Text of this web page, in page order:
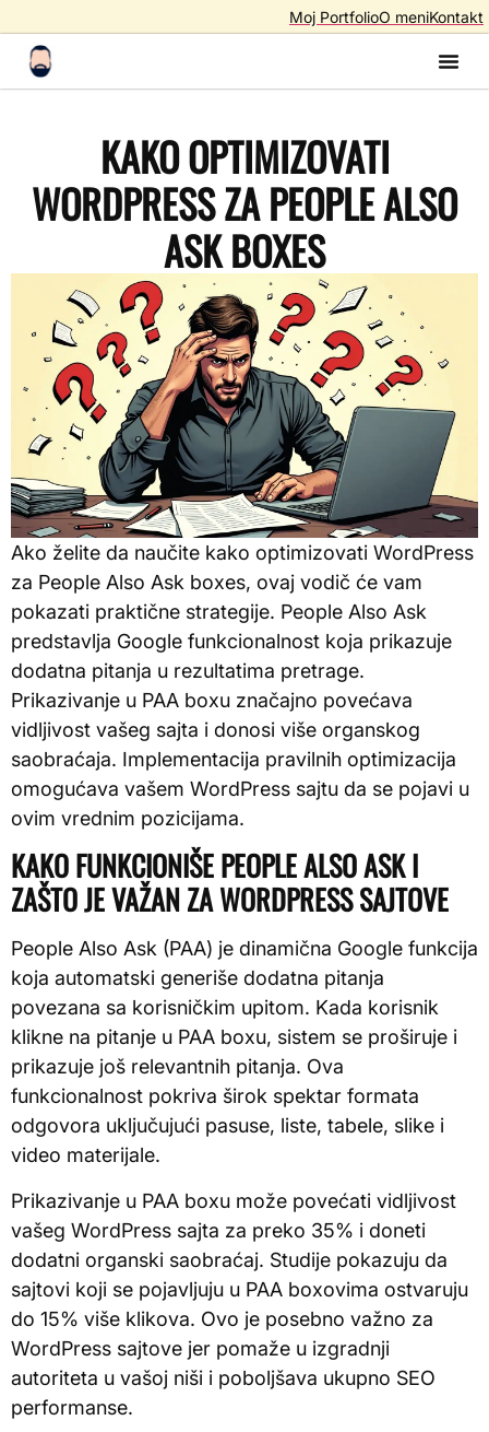
Moj PortfolioO meniKontakt
KAKO OPTIMIZOVATI
WORDPRESS ZA PEOPLE ALSO
ASK BOXES
Ako želite da naučite kako optimizovati WordPress
za People Also Ask boxes, ovaj vodič će vam
pokazati praktične strategije. People Also Ask
predstavlja Google funkcionalnost koja prikazuje
dodatna pitanja u rezultatima pretrage.
Prikazivanje u PAA boxu značajno povećava
vidljivost vašeg sajta i donosi više organskog
saobraćaja. Implementacija pravilnih optimizacija
omogućava vašem WordPress sajtu da se pojavi u
ovim vrednim pozicijama.
KAKO FUNKCIONIŠE PEOPLE ALSO ASK I
ZAŠTO JE VAŽAN ZA WORDPRESS SAJTOVE
People Also Ask (PAA) je dinamična Google funkcija
koja automatski generiše dodatna pitanja
povezana sa korisničkim upitom. Kada korisnik
klikne na pitanje u PAA boxu, sistem se proširuje i
prikazuje još relevantnih pitanja. Ova
funkcionalnost pokriva širok spektar formata
odgovora uključujući pasuse, liste, tabele, slike i
video materijale.
Prikazivanje u PAA boxu može povećati vidljivost
vašeg WordPress sajta za preko 35% i doneti
dodatni organski saobraćaj. Studije pokazuju da
sajtovi koji se pojavljuju u PAA boxovima ostvaruju
do 15% više klikova. Ovo je posebno važno za
WordPress sajtove jer pomaže u izgradnji
autoriteta u vašoj niši i poboljšava ukupno SEO
performanse.